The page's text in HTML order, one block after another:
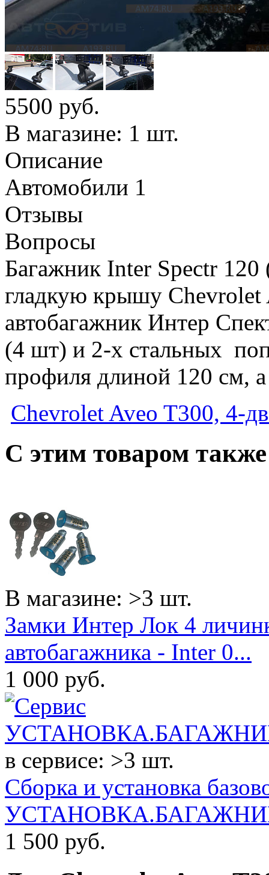
5500 руб.
В магазине: 1 шт.
Описание
Автомобили 1
Отзывы
Вопросы
Багажник Inter Spectr 120
гладкую крышу Chevrolet
автобагажник Интер
(4 шт) и 2-х стальных
профиля длиной 120 см, а
Chevrolet Aveo T300, 4-
C этим товаром
В магазине: >3 шт.
Замки Интер Лок 4
автобагажника - Inter 0...
1 000 руб.
в сервисе: >3 шт.
Сборка и установка
1 500 руб.